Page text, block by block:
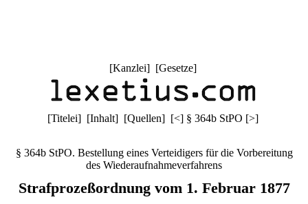
[Kanzlei] [Gesetze]
[Titelei] [Inhalt] [Quellen] [<] § 364b StPO [>]
§ 364b StPO. Bestellung eines Verteidigers für die Vorbereitung
des Wiederaufnahmeverfahrens
Strafprozeßordnung vom 1. Februar 1877